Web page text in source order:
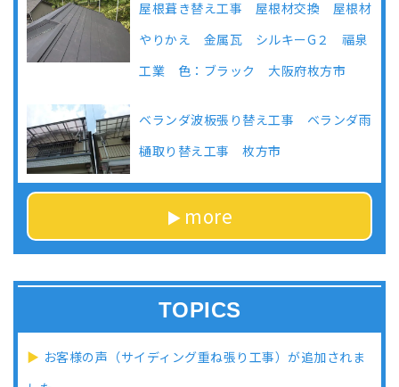
屋根葺き替え工事 屋根材交換 屋根材
やりかえ 金属瓦 シルキーG２ 福泉
工業 色：ブラック 大阪府枚方市
ベランダ波板張り替え工事 ベランダ雨
樋取り替え工事 枚方市
more
TOPICS
お客様の声（サイディング重ね張り工事）が追加されま